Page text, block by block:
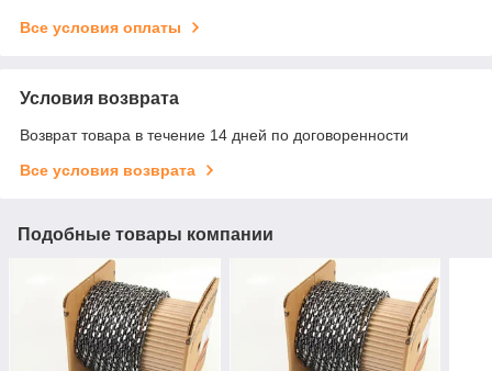
Все условия оплаты
Условия возврата
Возврат товара в течение 14 дней по договоренности
Все условия возврата
Подобные товары компании